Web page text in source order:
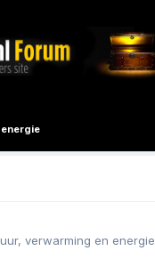
verwarming en energie